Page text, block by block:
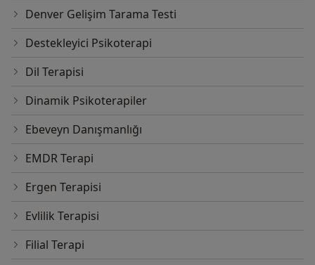
Denver Gelişim Tarama Testi
Destekleyici Psikoterapi
Dil Terapisi
Dinamik Psikoterapiler
Ebeveyn Danışmanlığı
EMDR Terapi
Ergen Terapisi
Evlilik Terapisi
Filial Terapi